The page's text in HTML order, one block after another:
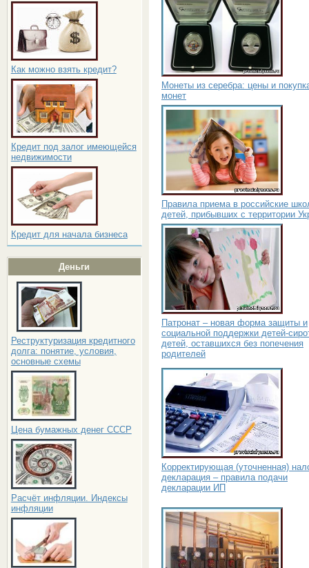
Как можно взять кредит?
Кредит под залог имеющейся
недвижимости
Кредит для начала бизнеса
Деньги
Реструктуризация кредитного
долга: понятие, условия,
основные схемы
Цена бумажных денег СССР
Расчёт инфляции. Индексы
инфляции
Монеты из серебра: цены и
монет
Правила приема в российские
детей, прибывших с территории
Патронат – новая форма защиты и
социальной поддержки детей-
детей, оставшихся без попечения
родителей
Корректирующая (уточненная)
декларация – правила подачи
декларации ИП